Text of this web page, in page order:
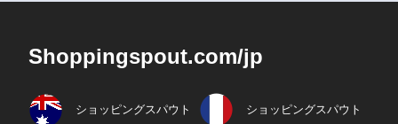
Shoppingspout.com/jp
ショッピングスパウト ショッピングスパウト